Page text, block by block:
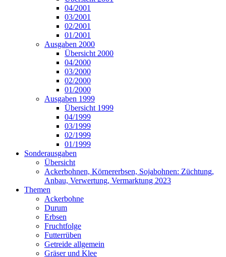
04/2001
03/2001
02/2001
01/2001
Ausgaben 2000
Übersicht 2000
04/2000
03/2000
02/2000
01/2000
Ausgaben 1999
Übersicht 1999
04/1999
03/1999
02/1999
01/1999
Sonderausgaben
Übersicht
Ackerbohnen, Körnererbsen, Sojabohnen: Züchtung,
Anbau, Verwertung, Vermarktung 2023
Themen
Ackerbohne
Durum
Erbsen
Fruchtfolge
Futterrüben
Getreide allgemein
Gräser und Klee